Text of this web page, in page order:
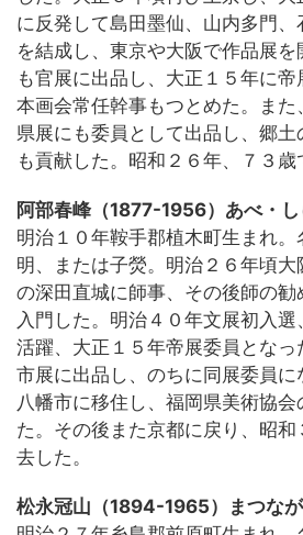
に反発して島田墨仙、山内多門
を結成し、東京や大阪で作品展
も官展に出品し、大正１５年に帝
本画会常任幹事もつとめた。また
県展にも委員として出品し、郷
も貢献した。昭和２６年、７３歳
阿部春峰（1877-1956）あべ・し
明治１０年鞍手郡植木町生まれ
明、または子熒。明治２６年頃
の深田直城に師事、その後師の
入門した。明治４０年文展初入
活躍、大正１５年帝展委員とな
市展に出品し、のちに同展委員
八幡市に移住し、福岡県美術協会
た。その後また京都に戻り、昭
去した。
松永冠山（1894-1965）まつな